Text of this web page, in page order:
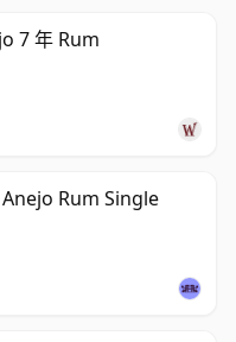
7 年 Rum
Rum Single